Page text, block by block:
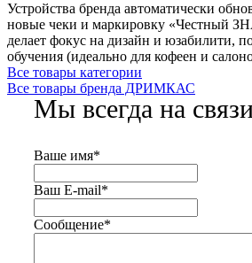
Устройства бренда автоматически
новые чеки и маркировку «Честный
делает фокус на дизайн и юзабилити,
обучения (идеально для кофеен и
Все товары категории
Все товары бренда ДРИМКАС
Мы всегда на
Ваше имя*
Ваш E-mail*
Сообщение*